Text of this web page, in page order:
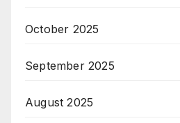
October 2025
September 2025
August 2025